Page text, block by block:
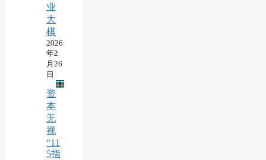
业
大
棋
2026
年2
月26
日
资
本
无
视
“11
5指